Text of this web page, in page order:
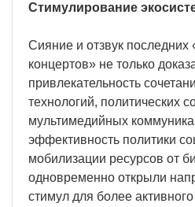
Стимулирование
Сияние и отзвук
концертов» не только
привлекательность
технологий, политических
мультимедийных
эффективность политики
мобилизации ресурсов от
одновременно открыли
стимул для более активного